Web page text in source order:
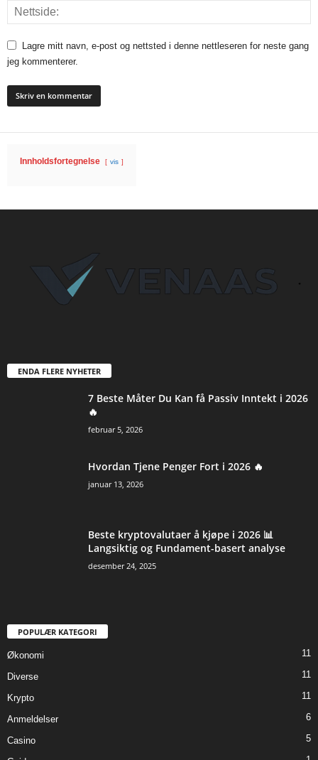
Lagre mitt navn, e-post og nettsted i denne nettleseren for neste gang
jeg kommenterer.
Innholdsfortegnelse vis
ENDA FLERE NYHETER
7 Beste Måter Du Kan få Passiv Inntekt i 2026
🔥
februar 5, 2026
Hvordan Tjene Penger Fort i 2026 🔥
januar 13, 2026
Beste kryptovalutaer å kjøpe i 2026 📊
Langsiktig og Fundament-basert analyse
desember 24, 2025
POPULÆR KATEGORI
Økonomi 11
Diverse 11
Krypto 11
Anmeldelser 6
Casino 5